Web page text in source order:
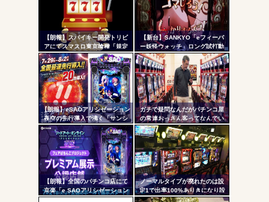
無職のパチンコカス(22)なんやが、ワイの人生どれくらい
ヤバいか教えて？...
AngelBeats!とかいうクソアニメの思い出ｗｗｗ
Powered by livedoor 相互RSS
【朗報】スパイキー開発トリビ
アにてスマスロ東京喰種「規定
ゲーム数による当せんと裏AT突
入率」が公開される。100G・
200G以内に到達で裏AT突入が優
遇
【新台】SANKYO「eフィーバ
ー妖怪ウォッチ」ロング試打動
画&反応まとめ！妖怪ウォッチ世
代がパチンコデビューしまくり
そうな予感
【朗報】eSAOアリシゼーション
夜空の先行導入で沸く「サンシ
ャインKYORAKU平針」2日連続
で総差枚10万枚超えの祭りを開
催中ｗｗｗｗ
ガチで疑問なんだがパチンコ屋
の常連おっさん客ってなんでい
つも同じ服着てるの？
【朗報】全国のパチンコ店にて
京楽「e SAOアリシゼーション
夜空」のデモ機プレミアム展示
ノーマルタイプが廃れたのは設
定1で出率100%ありきになり設
定1放置がデフォになったから
- 固
定リ
ンク
自動
更新
ツー
ル